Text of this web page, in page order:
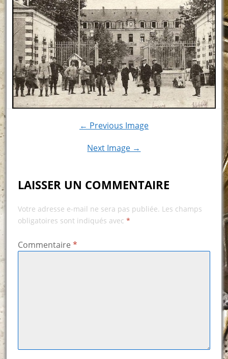
← Previous Image
Next Image →
LAISSER UN COMMENTAIRE
Votre adresse e-mail ne sera pas publiée. Les champs
obligatoires sont indiqués avec *
Commentaire *